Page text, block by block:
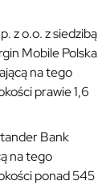
z o.o. z siedzibą
Mobile Polska
na tego
prawie 1,6
Bank
na tego
ponad 545